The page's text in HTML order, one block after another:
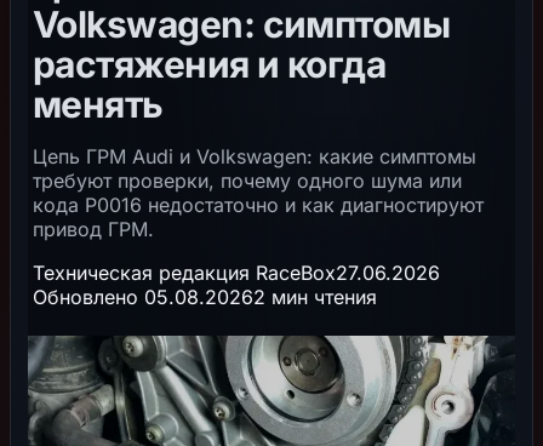
Volkswagen: симптомы
растяжения и когда
менять
Цепь ГРМ Audi и Volkswagen: какие симптомы
требуют проверки, почему одного шума или
кода P0016 недостаточно и как диагностируют
привод ГРМ.
Техническая редакция RaceBox27.06.2026
Обновлено 05.08.20262 мин чтения